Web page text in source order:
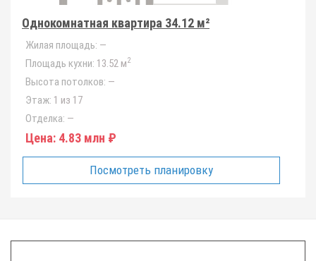
Однокомнатная квартира 34.12 м²
Жилая площадь: —
Площадь кухни: 13.52 м2
Высота потолков: —
Этаж: 1 из 17
Отделка: —
Цена: 4.83 млн ₽
Посмотреть планировку